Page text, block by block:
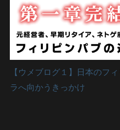
【ウメブログ１】日本のフ
ラへ向かうきっかけ